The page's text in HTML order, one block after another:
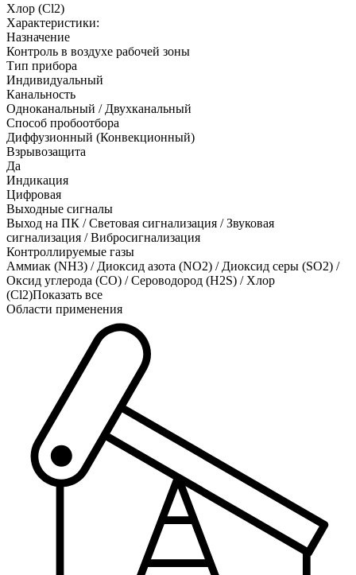
Хлор (Cl2)
Характеристики:
Назначение
Контроль в воздухе рабочей зоны
Тип прибора
Индивидуальный
Канальность
Одноканальный / Двухканальный
Способ пробоотбора
Диффузионный (Конвекционный)
Взрывозащита
Да
Индикация
Цифровая
Выходные сигналы
Выход на ПК / Световая сигнализация / Звуковая
сигнализация / Вибросигнализация
Контроллируемые газы
Аммиак (NH3) / Диоксид азота (NO2) / Диоксид серы (SO2) /
Оксид углерода (CO) /Сероводород (H2S) / Хлор
(Cl2)Показать все
Области применения